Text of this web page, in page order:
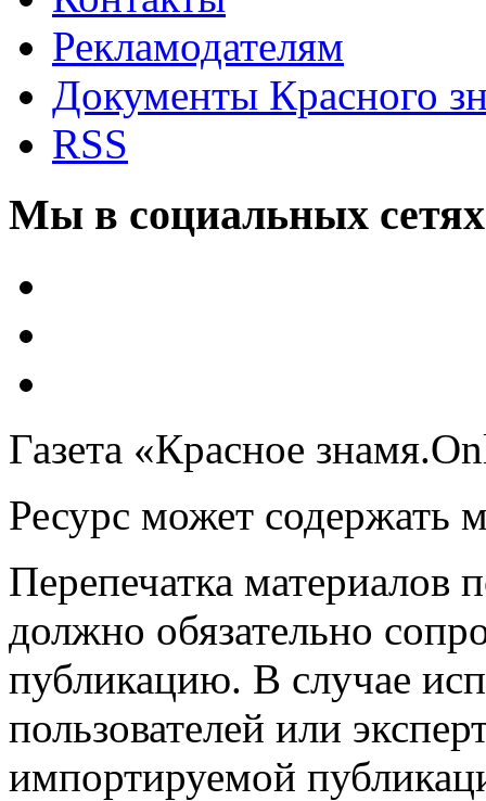
Рекламодателям
Документы Красного
RSS
Мы в социальных сетях
Газета «Красное
Ресурс может содержать
Перепечатка материалов
должно обязательно
публикацию. В случае
пользователей или
импортируемой